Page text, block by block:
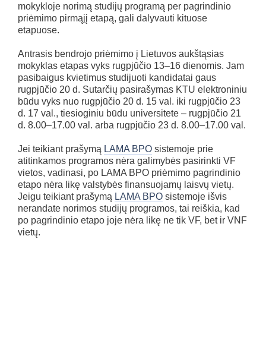
mokykloje norimą studijų programą per pagrindinio
priėmimo pirmąjį etapą, gali dalyvauti kituose
etapuose.
Antrasis bendrojo priėmimo į Lietuvos aukštąsias
mokyklas etapas vyks rugpjūčio 13–16 dienomis. Jam
pasibaigus kvietimus studijuoti kandidatai gaus
rugpjūčio 20 d. Sutarčių pasirašymas KTU elektroniniu
būdu vyks nuo rugpjūčio 20 d. 15 val. iki rugpjūčio 23
d. 17 val., tiesioginiu būdu universitete – rugpjūčio 21
d. 8.00–17.00 val. arba rugpjūčio 23 d. 8.00–17.00 val.
Jei teikiant prašymą LAMA BPO sistemoje prie
atitinkamos programos nėra galimybės pasirinkti VF
vietos, vadinasi, po LAMA BPO priėmimo pagrindinio
etapo nėra likę valstybės finansuojamų laisvų vietų.
Jeigu teikiant prašymą LAMA BPO sistemoje išvis
nerandate norimos studijų programos, tai reiškia, kad
po pagrindinio etapo joje nėra likę ne tik VF, bet ir VNF
vietų.